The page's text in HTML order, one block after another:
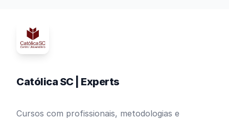
Católica SC | Experts
Cursos com profissionais, metodologias e